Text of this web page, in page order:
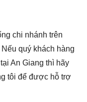
chi nhánh trên
quý khách hàng
An Giang thì hãy
tôi để được hỗ trợ